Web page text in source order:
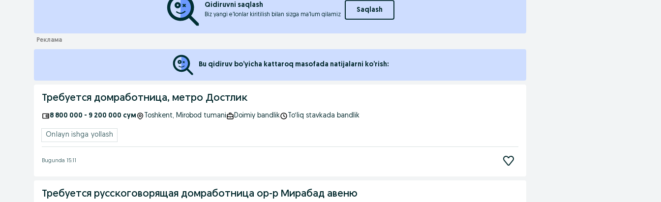
Qidiruvni saqlash
Biz yangi e’lonlar kiritilish bilan sizga ma’lum qilamiz
Saqlash
Bu qidiruv bo’yicha kattaroq masofada natijalarni ko’rish:
Требуется домработница, метро Достлик
8 800 000 - 9 200 000 сум Toshkent, Mirobod tumani Doimiy bandlik To‘liq stavkada bandlik
Onlayn ishga yollash
Bugunda 15:11
Требуется русскоговорящая домработница ор-р Мирабад авеню